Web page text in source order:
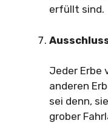
erfüllt sind.
Jeder Erbe
anderen
sei denn,
grober